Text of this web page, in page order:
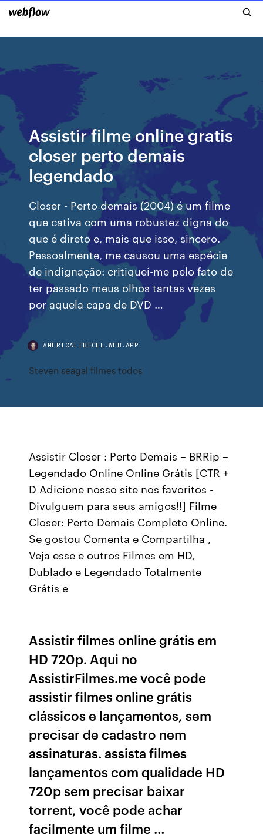
Assistir filme online gratis
closer perto demais
legendado
Closer - Perto demais (2004) é um filme
que cativa com uma robustez digna do
que é direto e, mais que isso, sincero.
Pessoalmente, me causou uma espécie
de indignação: critiquei-me pelo fato de
ter passado meus olhos tantas vezes
por aquela capa de DVD …
AMERICALIBICEL.WEB.APP
Steven seagal filmes todos
Assistir Closer : Perto Demais – BRRip –
Legendado Online Online Grátis [CTR +
D Adicione nosso site nos favoritos -
Divulguem para seus amigos!!] Filme
Closer: Perto Demais Completo Online.
Se gostou Comenta e Compartilha ,
Veja esse e outros Filmes em HD,
Dublado e Legendado Totalmente
Grátis e
Assistir filmes online grátis em
HD 720p. Aqui no
AssistirFilmes.me você pode
assistir filmes online grátis
clássicos e lançamentos, sem
precisar de cadastro nem
assinaturas. assista filmes
lançamentos com qualidade HD
720p sem precisar baixar
torrent, você pode achar
facilmente um filme …